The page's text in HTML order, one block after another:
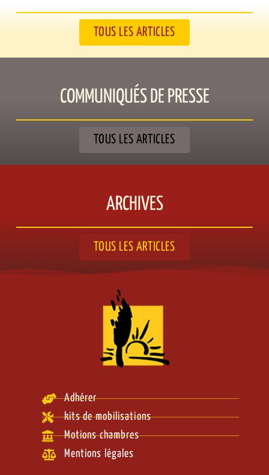
TOUS LES ARTICLES
COMMUNIQUÉS DE PRESSE​
TOUS LES ARTICLES
ARCHIVES
TOUS LES ARTICLES
Adhérer
kits de mobilisations
Motions chambres
Mentions légales